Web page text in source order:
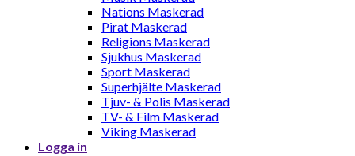
Nations Maskerad
Pirat Maskerad
Religions Maskerad
Sjukhus Maskerad
Sport Maskerad
Superhjälte Maskerad
Tjuv- & Polis Maskerad
TV- & Film Maskerad
Viking Maskerad
Logga in